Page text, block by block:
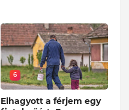
6
Elhagyott a férjem egy